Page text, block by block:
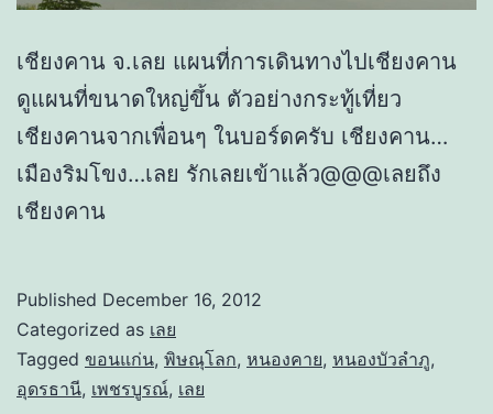
เชียงคาน จ.เลย แผนที่การเดินทางไปเชียงคาน
ดูแผนที่ขนาดใหญ่ขึ้น ตัวอย่างกระทู้เที่ยว
เชียงคานจากเพื่อนๆ ในบอร์ดครับ เชียงคาน…
เมืองริมโขง…เลย รักเลยเข้าแล้ว@@@เลยถึง
เชียงคาน
Published December 16, 2012
Categorized as เลย
Tagged ขอนแก่น, พิษณุโลก, หนองคาย, หนองบัวลำภู,
อุดรธานี, เพชรบูรณ์, เลย